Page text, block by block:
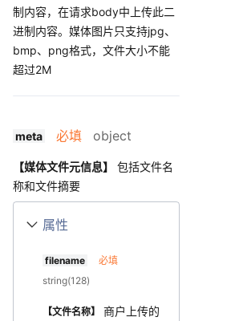
制内容，在请求body中上传此二
进制内容。媒体图片只支持jpg、
bmp、png格式，文件大小不能
超过2M
meta 必填 object
【媒体文件元信息】
包括文件名
称和文件摘要
属性
filename
必填
string(128)
【文件名称】
商户上传的